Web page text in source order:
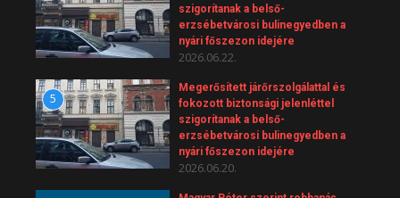
szigorítanak a belső-
erzsébetvárosi bulinegyedben a
nyári főszezon idejére
2026.06.22.
5
Megerősített járőrszolgálattal és
fokozott biztonsági jelenléttel
szigorítanak a belső-
erzsébetvárosi bulinegyedben a
nyári főszezon idejére
2026.06.20.